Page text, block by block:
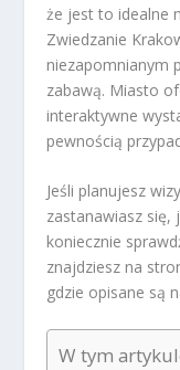
że jest to idealne
Zwiedzanie
niezapomnianym
zabawą. Miasto
interaktywne
pewnością
Jeśli planujesz
zastanawiasz się,
koniecznie
znajdziesz na
gdzie opisane są
W tym